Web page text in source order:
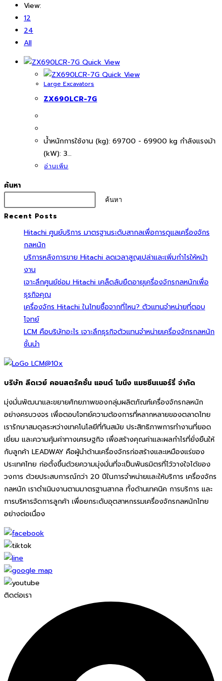
View:
12
24
All
Quick View
Quick View
Large Excavators
ZX690LCR-7G
นํ้าหนักการใช้งาน (kg): 69700 - 69900 kg กำลังแรงม้า
(kW): 3…
อ่านเพิ่ม
ค้นหา
ค้นหา
Recent Posts
Hitachi ศูนย์บริการ มาตรฐานระดับสากลเพื่อการดูแลเครื่องจักร
กลหนัก
บริการหลังการขาย Hitachi ลดเวลาสูญเปล่าและเพิ่มกำไรให้หน้า
งาน
เจาะลึกศูนย์ซ่อม Hitachi เคล็ดลับยืดอายุเครื่องจักรกลหนักเพื่อ
ธุรกิจคุณ
เครื่องจักร Hitachi ในไทยซื้อจากที่ไหน? ตัวแทนจำหน่ายที่ตอบ
โจทย์
LCM คือบริษัทอะไร เจาะลึกธุรกิจตัวแทนจำหน่ายเครื่องจักรกลหนัก
ชั้นนำ
บริษัท ลีดเวย์ คอนสตรัคชั่น แอนด์ ไมนิ่ง แมชชีนเนอร์รี่ จำกัด
มุ่งมั่นพัฒนาและขยายศักยภาพของกลุ่มผลิตภัณฑ์เครื่องจักรกลหนัก
อย่างครบวงจร เพื่อตอบโจทย์ความต้องการที่หลากหลายของตลาดไทย
เรารักษาสมดุลระหว่างเทคโนโลยีที่ทันสมัย ประสิทธิภาพการทำงานที่ยอด
เยี่ยม และความคุ้มค่าทางเศรษฐกิจ เพื่อสร้างคุณค่าและผลกำไรที่ยั่งยืนให้
กับลูกค้า LEADWAY คือผู้นำด้านเครื่องจักรก่อสร้างและเหมืองแร่ของ
ประเทศไทย ก่อตั้งขึ้นด้วยความมุ่งมั่นที่จะเป็นพันธมิตรที่ไว้วางใจได้ของ
วงการ ด้วยประสบการณ์กว่า 20 ปีในการจำหน่ายและให้บริการ เครื่องจักร
กลหนัก เราดำเนินงานตามมาตรฐานสากล ทั้งด้านเทคนิค การบริการ และ
การบริหารจัดการลูกค้า เพื่อยกระดับอุตสาหกรรมเครื่องจักรกลหนักไทย
อย่างต่อเนื่อง
ติดต่อเรา